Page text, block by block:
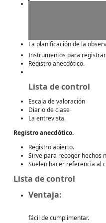
La planificación de la
Instrumentos para
Registro anecdótico.
Lista de control
Escala de valoración
Diario de clase
La entrevista.
Registro anecdótico.
Registro abierto.
Sirve para recoger hechos
Suelen hacer referencia al
Lista de control
Ventaja:
fácil de cumplimentar.